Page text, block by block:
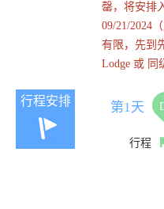
罄，将安排
09/21/2024
有限，先到
Lodge 或 同
行程安排 第1天
行程